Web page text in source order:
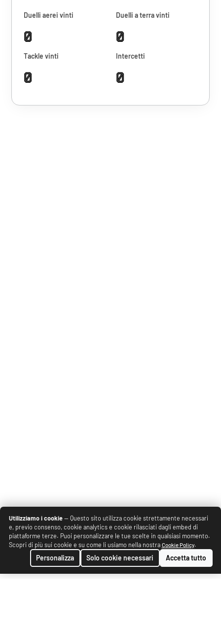
Duelli aerei vinti
0
Duelli a terra vinti
0
Tackle vinti
0
Intercetti
0
Utilizziamo i cookie— Questo sito utilizza cookie strettamente necessari
e, previo consenso, cookie analytics e cookie rilasciati dagli embed di
piattaforme terze. Puoi personalizzare le tue scelte in qualsiasi momento.
Scopri di più sui cookie e su come li usiamo nella nostra Cookie Policy.
Personalizza Solo cookie necessari Accetta tutto